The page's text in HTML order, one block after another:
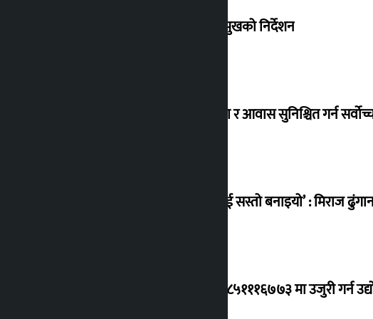
संसद् बैठकमा कालो चस्मा नलगाउन सभामुखको निर्देशन
विस्थापित सुकुम्वासी बालबालिकाको शिक्षा र आवास सुनिश्चित गर्न
‘सानो घटनामा पनि सडकमा उतारेर सेनालाई सस्तो बनाइयो’ : मिराज
ग्यासको कृत्रिम अभाव र कालोबजारी भए ९८५१११६७७३ मा उजुरी गर्न